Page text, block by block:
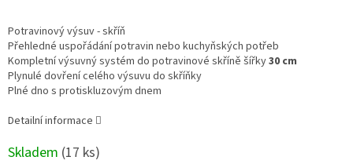
cena:
Potravinový výsuv - skříň
Přehledné uspořádání potravin nebo kuchyňských potřeb
Kompletní výsuvný systém do potravinové skříně šířky30 cm
Plynulé dovření celého výsuvu do skříňky
Plné dno s protiskluzovým dnem
Detailní informace
Skladem (17 ks)